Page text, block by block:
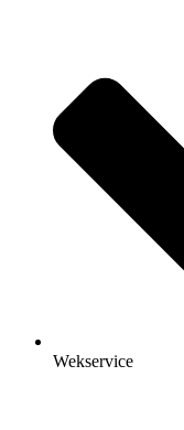
Wekservice